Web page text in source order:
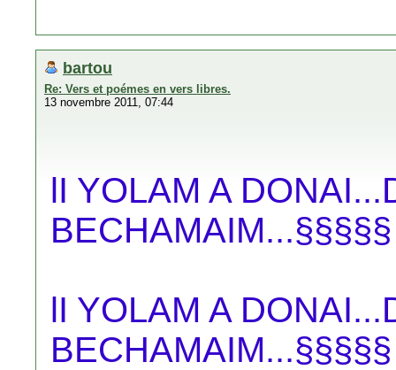
bartou
Re: Vers et poémes en vers libres.
13 novembre 2011, 07:44
lI YOLAM A
BECHAMAIM...§§§§§
lI YOLAM A
BECHAMAIM...§§§§§